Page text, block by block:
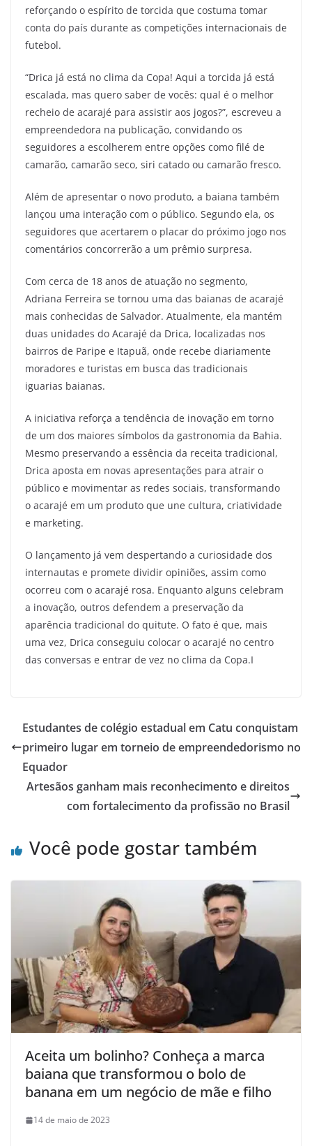
reforçando o espírito de torcida que costuma tomar
conta do país durante as competições internacionais de
futebol.
“Drica já está no clima da Copa! Aqui a torcida já está
escalada, mas quero saber de vocês: qual é o melhor
recheio de acarajé para assistir aos jogos?”, escreveu a
empreendedora na publicação, convidando os
seguidores a escolherem entre opções como filé de
camarão, camarão seco, siri catado ou camarão fresco.
Além de apresentar o novo produto, a baiana também
lançou uma interação com o público. Segundo ela, os
seguidores que acertarem o placar do próximo jogo nos
comentários concorrerão a um prêmio surpresa.
Com cerca de 18 anos de atuação no segmento,
Adriana Ferreira se tornou uma das baianas de acarajé
mais conhecidas de Salvador. Atualmente, ela mantém
duas unidades do Acarajé da Drica, localizadas nos
bairros de Paripe e Itapuã, onde recebe diariamente
moradores e turistas em busca das tradicionais
iguarias baianas.
A iniciativa reforça a tendência de inovação em torno
de um dos maiores símbolos da gastronomia da Bahia.
Mesmo preservando a essência da receita tradicional,
Drica aposta em novas apresentações para atrair o
público e movimentar as redes sociais, transformando
o acarajé em um produto que une cultura, criatividade
e marketing.
O lançamento já vem despertando a curiosidade dos
internautas e promete dividir opiniões, assim como
ocorreu com o acarajé rosa. Enquanto alguns celebram
a inovação, outros defendem a preservação da
aparência tradicional do quitute. O fato é que, mais
uma vez, Drica conseguiu colocar o acarajé no centro
das conversas e entrar de vez no clima da Copa.I
Estudantes de colégio estadual em Catu conquistam
primeiro lugar em torneio de empreendedorismo no
Equador
Artesãos ganham mais reconhecimento e direitos
com fortalecimento da profissão no Brasil
Você pode gostar também
Aceita um bolinho? Conheça a marca
baiana que transformou o bolo de
banana em um negócio de mãe e filho
14 de maio de 2023